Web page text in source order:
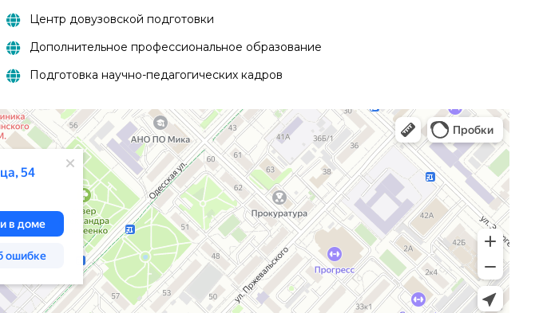
Центр довузовской подготовки
Дополнительное профессиональное образование
Подготовка научно-педагогических кадров